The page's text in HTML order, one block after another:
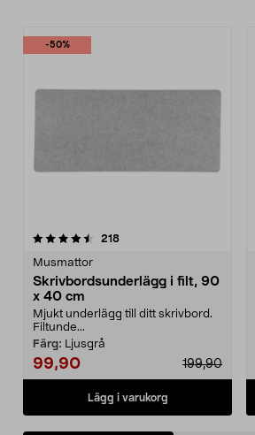
-50%
218recensioner
Musmattor
Skrivbordsunderlägg i filt, 90
x 40 cm
Mjukt underlägg till ditt skrivbord.
Filtunde...
Färg: Ljusgrå
199,90
99,90
Lägg i varukorg
4.5av 5 stjärnor